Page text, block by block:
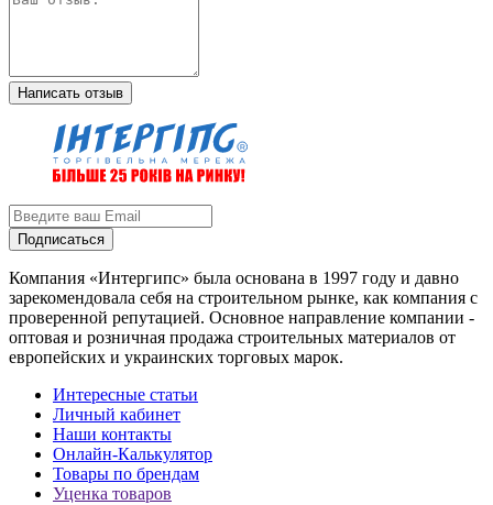
Написать отзыв
Подписаться
Компания «Интергипс» была основана в 1997 году и давно
зарекомендовала себя на строительном рынке, как компания с
проверенной репутацией. Основное направление компании -
оптовая и розничная продажа строительных материалов от
европейских и украинских торговых марок.
Интересные статьи
Личный кабинет
Наши контакты
Онлайн-Калькулятор
Товары по брендам
Уценка товаров